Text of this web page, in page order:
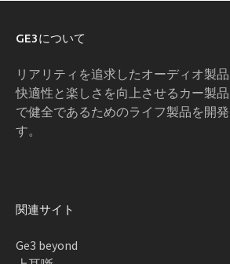
GE3について
リアリティを追求したオーディオ製
快適性と楽しさを向上させるカー製
で健全であるためのライフ製品を開
す。
関連サイト
Ge3 beyond